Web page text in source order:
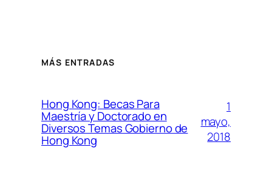
MÁS ENTRADAS
Hong Kong: Becas Para
Maestría y Doctorado en
Diversos Temas Gobierno de
Hong Kong
1
mayo,
2018